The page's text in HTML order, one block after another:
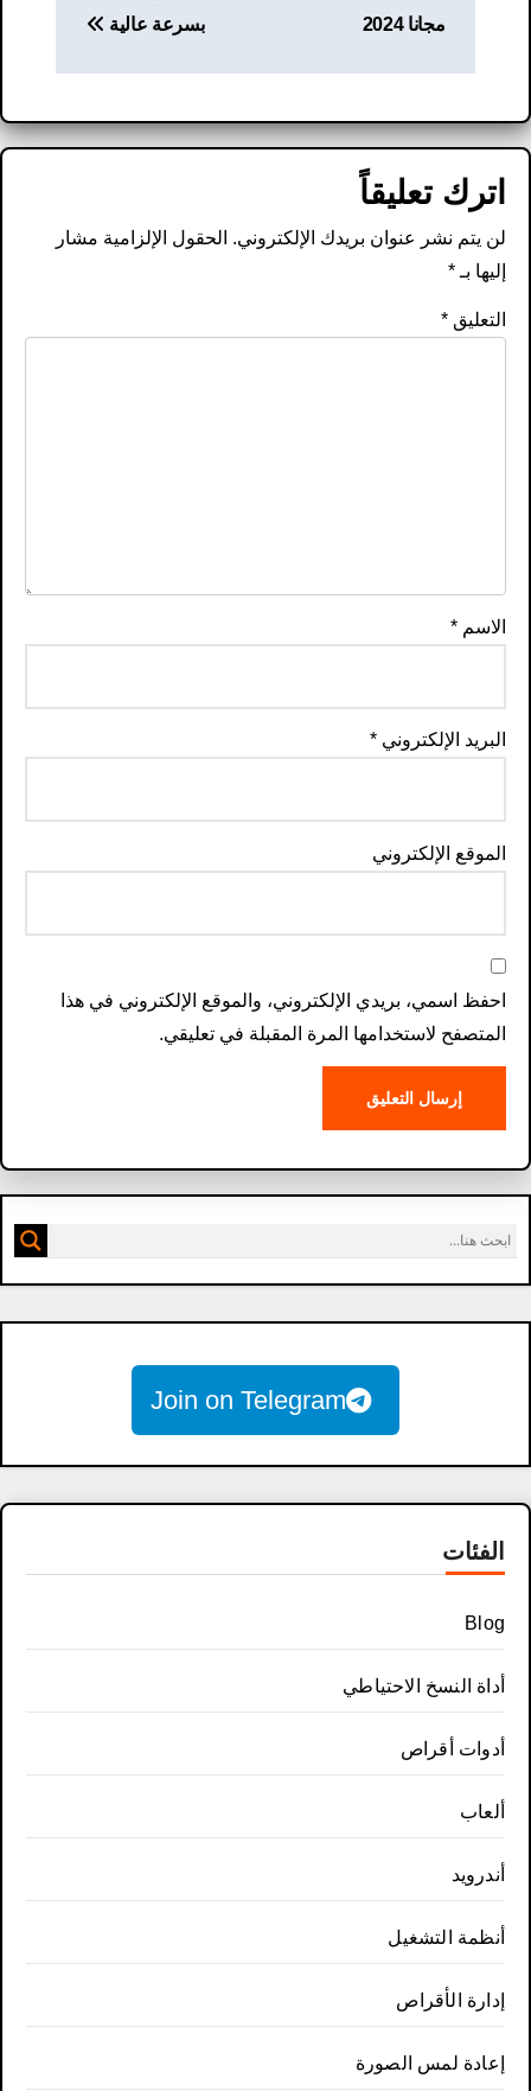
مجانا 2024
بسرعة عالية
اترك تعليقاً
لن يتم نشر عنوان بريدك الإلكتروني. الحقول الإلزامية مشار
إليها بـ*
التعليق*
الاسم*
البريد الإلكتروني*
الموقع الإلكتروني
احفظ اسمي، بريدي الإلكتروني، والموقع الإلكتروني في هذا
المتصفح لاستخدامها المرة المقبلة في تعليقي.
Join on Telegram
الفئات
Blog
أداة النسخ الاحتياطي
أدوات أقراص
ألعاب
أندرويد
أنظمة التشغيل
إدارة الأقراص
إعادة لمس الصورة